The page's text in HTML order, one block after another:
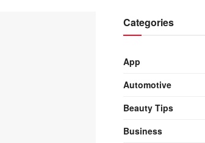
Categories
App
Automotive
Beauty Tips
Business